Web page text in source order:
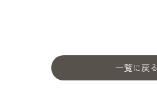
一覧に戻る